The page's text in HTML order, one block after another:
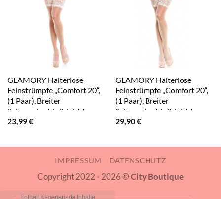
GLAMORY Halterlose
Feinstrümpfe „Comfort 20“,
(1 Paar), Breiter
Spitzenabschluß, leichter
Glanz, sehr elastisch, bis Gr.
23,99€
GLAMORY Halterlose
Feinstrümpfe „Comfort 20“,
(1 Paar), Breiter
Spitzenabschluß, leichter
Glanz, sehr elastisch
29,90€
IMPRESSUM DATENSCHUTZ
Copyright 2022 - 2026 ©City Boutique